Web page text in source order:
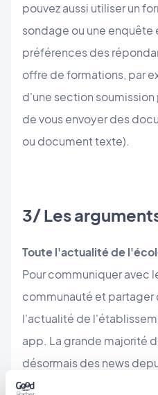
pouvez aussi utiliser un
sondage ou une enquête
préférences des
offre de formations, par
d'une section
de vous envoyer des
ou document texte).
3/ Les
Toute l'actualité de
Pour communiquer avec
communauté et partager
l'actualité de
app. La grande majorité
désormais des news
encore plus le cas des